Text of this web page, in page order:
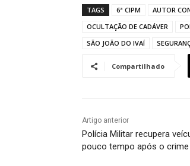
TAGS 6ª CIPM AUTOR
OCULTAÇÃO DE CADÁVER
SÃO JOÃO DO IVAÍ
Compartilhado
Artigo anterior
Polícia Militar recupera
pouco tempo após o